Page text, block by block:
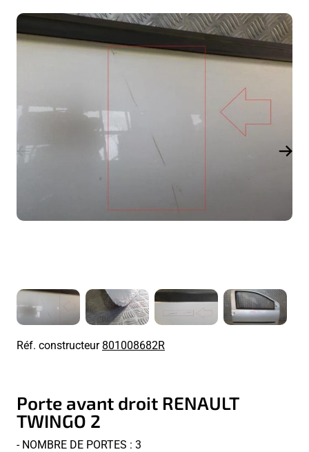
Réf. constructeur801008682R
Porte avant droit RENAULT
TWINGO 2
- NOMBRE DE PORTES : 3